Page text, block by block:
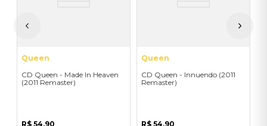
Queen
CD Queen - Made In Heaven
(2011 Remaster)
R$ 54,90
Queen
CD Queen - Innuendo (2011
Remaster)
R$ 54,90